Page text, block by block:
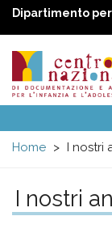
Dipartimento
di
Main
menu
Temi
Attività
Home
I nostri
I nostri